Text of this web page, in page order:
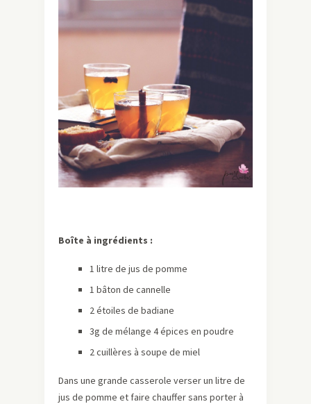
Boîte à ingrédients :
1 litre de jus de pomme
1 bâton de cannelle
2 étoiles de badiane
3g de mélange 4 épices en poudre
2 cuillères à soupe de miel
Dans une grande casserole verser un litre de
jus de pomme et faire chauffer sans porter à